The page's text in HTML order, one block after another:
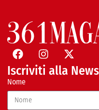
Iscriviti alla
Nome